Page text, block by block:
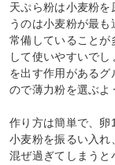
天ぷら粉は小麦粉
うのは小麦粉が最
常備していることが
して使いやすいで
を出す作用がある
ので薄力粉を選ぶよ
作り方は簡単で、
小麦粉を振るい入れ
混ぜ過ぎてしまうと